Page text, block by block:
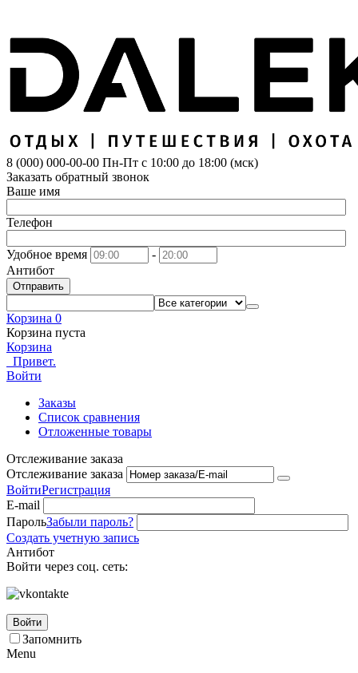
8 (000) 000-00-00 Пн-Пт с 10:00 до 18:00 (мск)
Заказать обратный звонок
Ваше имя
Телефон
Удобное время
-
Антибот
Отправить
Корзина 0
Корзина пуста
Корзина
Привет.
Войти
Заказы
Список сравнения
Отложенные товары
Отслеживание заказа
Отслеживание заказа
ВойтиРегистрация
E-mail
ПарольЗабыли пароль?
Создать учетную запись
Антибот
Войти через соц. сеть:
Войти
Запомнить
Menu